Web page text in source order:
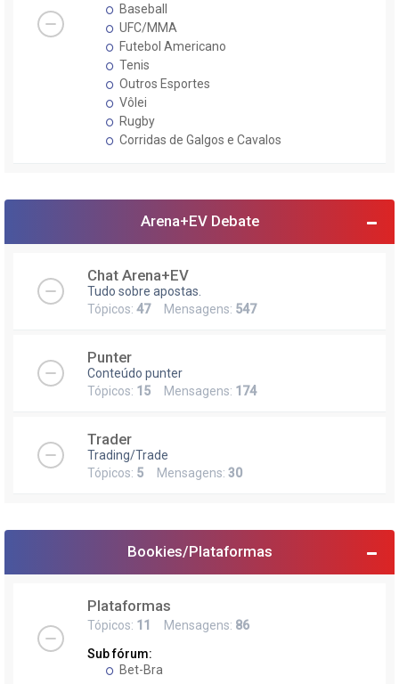
Baseball
UFC/MMA
Futebol Americano
Tenis
Outros Esportes
Vôlei
Rugby
Corridas de Galgos e Cavalos
Arena+EV Debate
Chat Arena+EV
Tudo sobre apostas.
Tópicos: 47Mensagens: 547
Punter
Conteúdo punter
Tópicos: 15 Mensagens: 174
Trader
Trading/Trade
Tópicos: 5 Mensagens: 30
Bookies/Plataformas
Plataformas
Tópicos: 11 Mensagens: 86
Sub fórum:
Bet-Bra